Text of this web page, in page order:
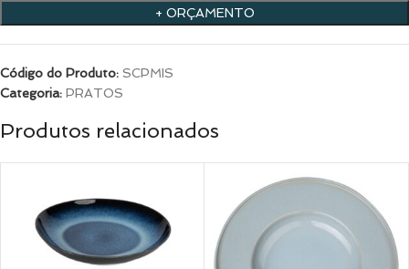
+ ORÇAMENTO
Código do Produto: SCPMIS
Categoria: PRATOS
Produtos relacionados